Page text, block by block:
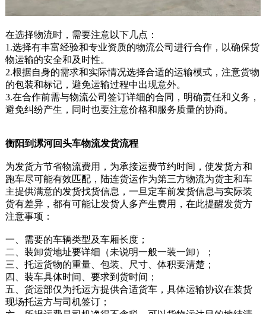
在选择物流时，需要注意以下几点：
1.选择有丰富经验和专业资质的物流公司进行合作，以确保货
物运输的安全和及时性。
2.根据自身的需求和实际情况选择合适的运输模式，注意货物
的包装和标记，避免运输过程中出现意外。
3.在合作前需与物流公司签订详细的合同，明确责任和义务，
避免纠纷产生，同时也要注意价格和服务质量的协商。
衡阳到漯河回头车物流发货流程
为发货方节省物流费用，为承接运费节约时间，使发货方和
跑车尽可能有效匹配，陆连货运作为第三方物流为货主和车
主提供满意的发货找货信息，一旦定车前发货信息与实际装
货有差异，都有可能让发货人多产生费用，在此提醒发货方
注意事项：
一、需要的车辆类型及车厢长度；
二、装卸货地址要详细（未说明一般一装一卸）；
三、托运货物的重量、包装、尺寸、体积要清楚；
四、装车具体时间、要求到货时间；
五、货运部仅为托运方提供合适货车，具体运输协议在装货
现场托运方与司机签订；